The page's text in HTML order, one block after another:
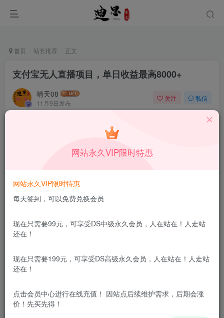
首页 站长推荐 正文
支付宝无人直播项目，单日收益最高8000+
晴天08
11月9日发布
关注 私信
本站所有内容来自互联网收集，仅供学习和交流，请勿用于商业
用途。如有侵权、不妥之处，请第一时间联系我们删除！
支付宝无人直播项目，单日收益最高8000+
课程目录
项目介绍
网站永久VIP限时特惠
网站永久VIP限时特惠
每天签到，可以免费兑换会员
现在只需要99元，可享受DS中级永久会员，人在站在！人走站
还在！
现在只需要199元，可享受DS高级永久会员，人在站在！人走站
还在！
点击会员中心进行在线充值！ 因站点后续维护需求，后期会涨
价！先买先得！